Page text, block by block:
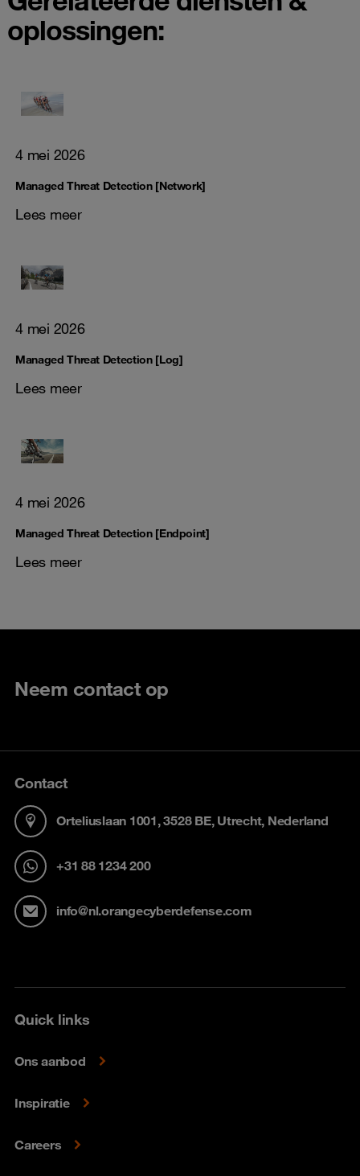
oplossingen:
4 mei 2026
Managed Threat Detection [Network]
Lees meer
4 mei 2026
Managed Threat Detection [Log]
Lees meer
4 mei 2026
Managed Threat Detection [Endpoint]
Lees meer
Neem contact op
Contact
Orteliuslaan 1001, 3528 BE, Utrecht, Nederland
+31 88 1234 200
info@nl.orangecyberdefense.com
Quick links
Ons aanbod
Inspiratie
Careers